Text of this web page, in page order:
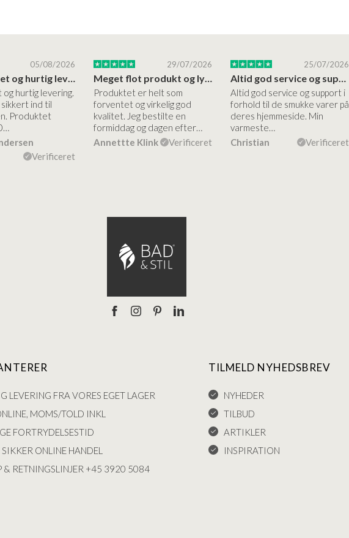
05/08/2026
Høj kvalitet og hurtig levering
og hurtig levering.
ind til
Produktet
Verificeret
29/07/2026
Meget flot produkt og lynhurtigt levering
Produktet er helt som
forventet og virkelig god
kvalitet. Jeg bestilte en
formiddag og dagen efter…
Annettte Klink
Verificeret
25/07/2026
Altid god service og support i
forhold til de smukke varer på
deres hjemmeside. Min
varmeste…
Christian
Verificeret
LEVERING FRA VORES EGET LAGER
MOMS/TOLD INKL
FORTRYDELSESTID
ONLINE HANDEL
& RETNINGSLINJER +45 3920 5084
TILMELD NYHEDSBREV
NYHEDER
TILBUD
ARTIKLER
INSPIRATION